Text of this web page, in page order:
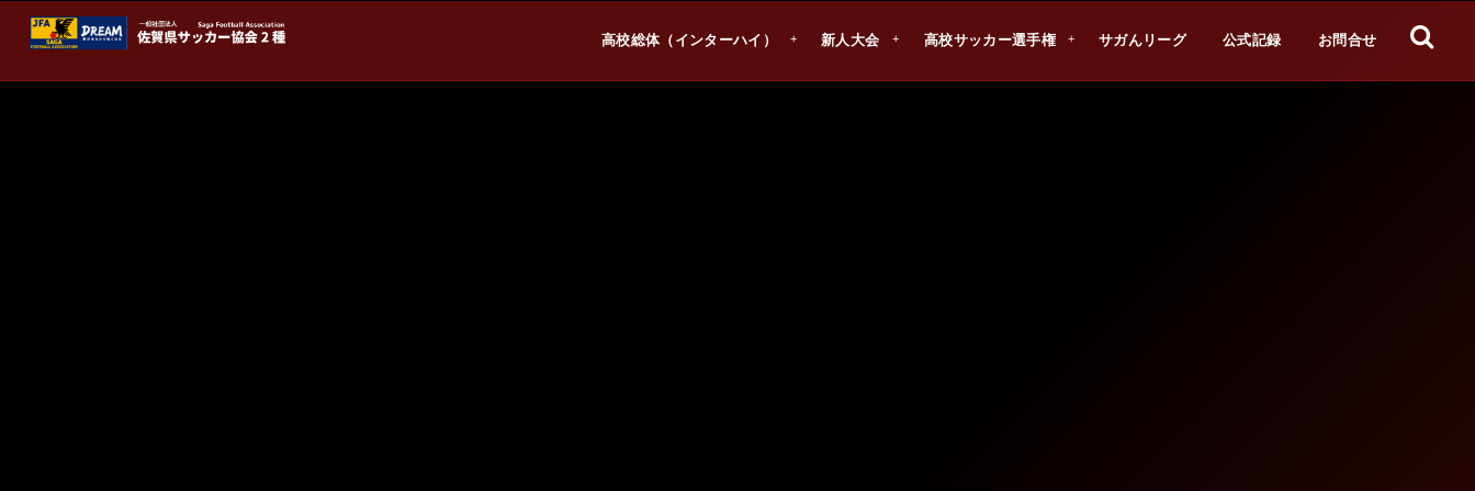
高校総体（インターハイ） 新人大会 高校サッカー選手権 サガんリーグ 公式記録 お問合せ